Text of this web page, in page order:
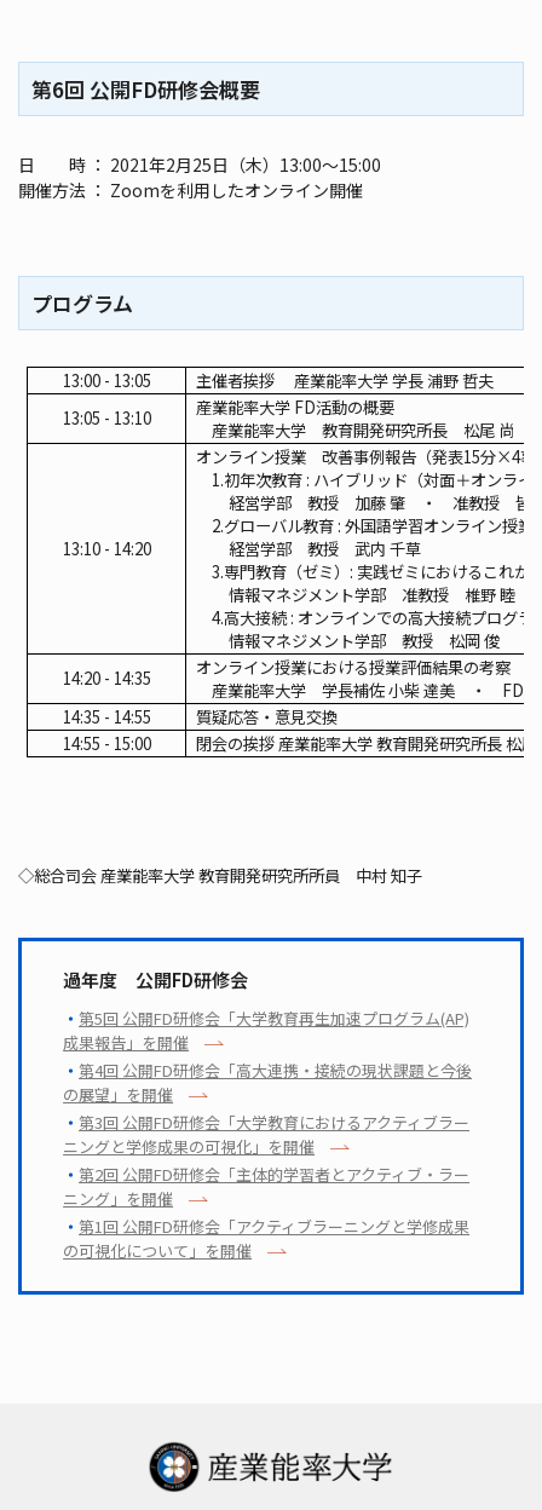
第6回 公開FD研修会概要
日 時 ： 2021年2月25日（木）13:00～15:00
開催方法 ： Zoomを利用したオンライン開催
プログラム
13:00 - 13:05
主催者挨拶 産業能率大学 学長 浦野 哲夫
13:05 - 13:10
産業能率大学 FD活動の概要
産業能率大学 教育開発研究所長 松尾 尚
13:10 - 14:20
オンライン授業 改善事例報告（発表15分×4事
1.初年次教育 : ハイブリッド（対面＋オンラ
経営学部 教授 加藤 肇 ・ 准教授 皆
2.グローバル教育 : 外国語学習オンライン授
経営学部 教授 武内 千草
3.専門教育（ゼミ）: 実践ゼミにおけるこれ
情報マネジメント学部 准教授 椎野 睦
4.高大接続 : オンラインでの高大接続プログ
情報マネジメント学部 教授 松岡 俊
14:20 - 14:35
オンライン授業における授業評価結果の考察
産業能率大学 学長補佐 小柴 達美 ・ FD
14:35 - 14:55
質疑応答・意見交換
14:55 - 15:00
閉会の挨拶 産業能率大学 教育開発研究所長 松尾
◇総合司会 産業能率大学 教育開発研究所所員 中村 知子
過年度 公開FD研修会
第5回 公開FD研修会「大学教育再生加速プログラム(AP)
成果報告」を開催
第4回 公開FD研修会「高大連携・接続の現状課題と今後
の展望」を開催
第3回 公開FD研修会「大学教育におけるアクティブラー
ニングと学修成果の可視化」を開催
第2回 公開FD研修会「主体的学習者とアクティブ・ラー
ニング」を開催
第1回 公開FD研修会「アクティブラーニングと学修成果
の可視化について」を開催